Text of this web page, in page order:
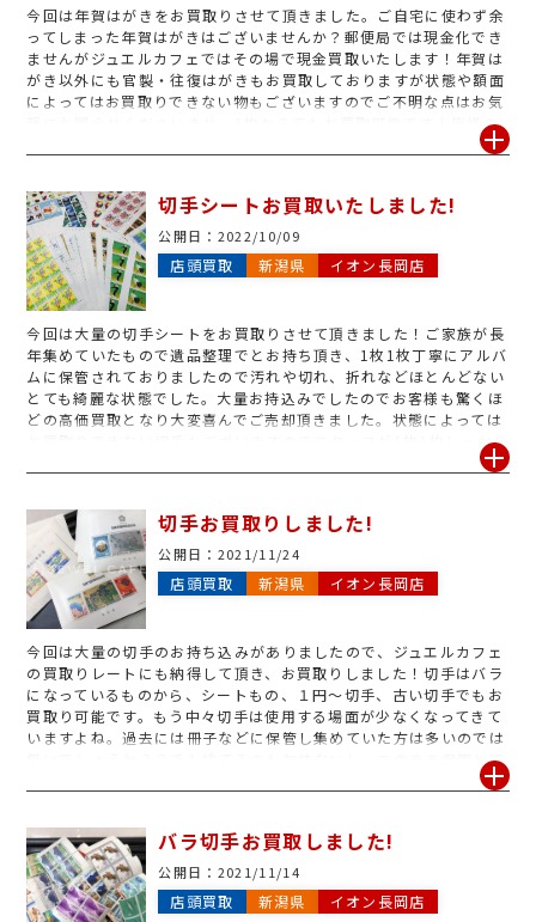
今回は年賀はがきをお買取りさせて頂きました。ご自宅に使わず余
ってしまった年賀はがきはございませんか？郵便局では現金化でき
ませんがジュエルカフェではその場で現金買取いたします！年賀は
がき以外にも官製・往復はがきもお買取しておりますが状態や額面
によってはお買取りできない物もございますのでご不明な点はお気
軽にお問合せくださいませ。1枚からでもお買取可能です！皆様の
切手シートお買取いたしました!
公開日： 2022/10/09
店頭買取 新潟県 イオン長岡店
今回は大量の切手シートをお買取りさせて頂きました！ご家族が長
年集めていたもので遺品整理でとお持ち頂き、1枚1枚丁寧にアルバ
ムに保管されておりましたので汚れや切れ、折れなどほとんどない
とても綺麗な状態でした。大量お持込みでしたのでお客様も驚くほ
どの高価買取となり大変喜んでご売却頂きました。状態によっては
お買取りできない切手もございますのでスタッフが1枚1枚しっかり
と査定させて頂きます。処分に困っている切手がございましたらぜ
切手お買取りしました!
公開日： 2021/11/24
店頭買取 新潟県 イオン長岡店
今回は大量の切手のお持ち込みがありましたので、ジュエルカフェ
の買取りレートにも納得して頂き、お買取りしました！切手はバラ
になっているものから、シートもの、１円～切手、古い切手でもお
買取り可能です。もう中々切手は使用する場面が少なくなってきて
いますよね。過去には冊子などに保管し集めていた方は多いのでは
無いでしょうか？？でも捨てるのも勿体ないし、このまま保管して
いても仕方が無いという方、ジュエルカフェイオン長岡店では今が
バラ切手お買取しました!
公開日： 2021/11/14
店頭買取 新潟県 イオン長岡店